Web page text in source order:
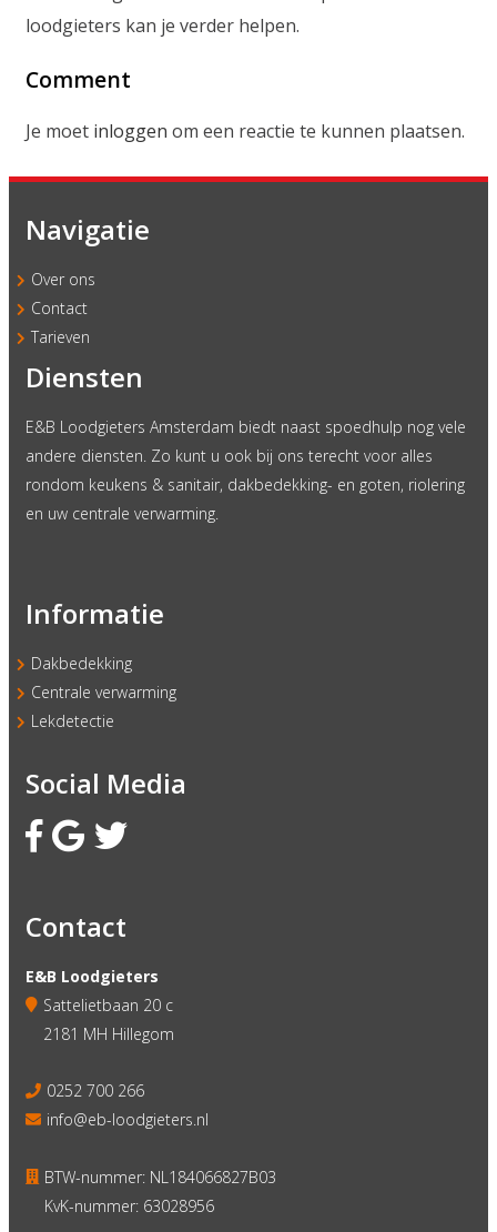
loodgieters kan je verder helpen.
Comment
Je moet inloggen om een reactie te kunnen plaatsen.
Navigatie
Over ons
Contact
Tarieven
Diensten
E&B Loodgieters Amsterdam biedt naast spoedhulp nog vele
andere diensten. Zo kunt u ook bij ons terecht voor alles
rondom keukens & sanitair, dakbedekking- en goten, riolering
en uw centrale verwarming.
Informatie
Dakbedekking
Centrale verwarming
Lekdetectie
Social Media
Contact
E&B Loodgieters
Sattelietbaan 20 c
2181 MH Hillegom
0252 700 266
info@eb-loodgieters.nl
BTW-nummer: NL184066827B03
KvK-nummer: 63028956